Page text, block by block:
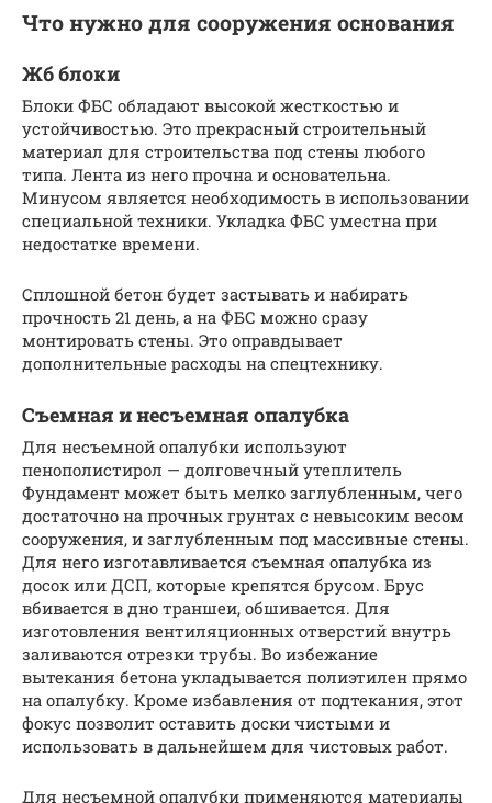
Что нужно для сооружения основания
Жб блоки
Блоки ФБС обладают высокой жесткостью и
устойчивостью. Это прекрасный строительный
материал для строительства под стены любого
типа. Лента из него прочна и основательна.
Минусом является необходимость в использовании
специальной техники. Укладка ФБС уместна при
недостатке времени.
Сплошной бетон будет застывать и набирать
прочность 21 день, а на ФБС можно сразу
монтировать стены. Это оправдывает
дополнительные расходы на спецтехнику.
Съемная и несъемная опалубка
Для несъемной опалубки используют
пенополистирол — долговечный утеплитель
Фундамент может быть мелко заглубленным, чего
достаточно на прочных грунтах с невысоким весом
сооружения, и заглубленным под массивные стены.
Для него изготавливается съемная опалубка из
досок или ДСП, которые крепятся брусом. Брус
вбивается в дно траншеи, обшивается. Для
изготовления вентиляционных отверстий внутрь
заливаются отрезки трубы. Во избежание
вытекания бетона укладывается полиэтилен прямо
на опалубку. Кроме избавления от подтекания, этот
фокус позволит оставить доски чистыми и
использовать в дальнейшем для чистовых работ.
Для несъемной опалубки применяются материалы